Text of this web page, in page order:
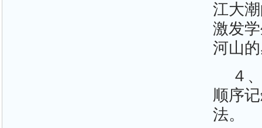
江大
激发
河山
４
顺序
法。